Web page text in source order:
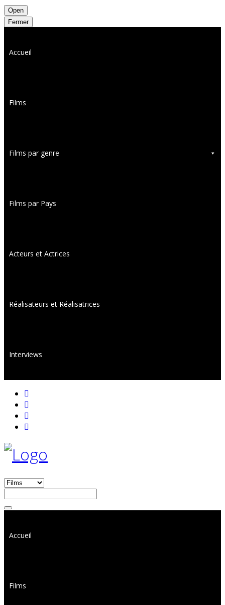
Open
Fermer
Accueil
Films
Films par genre
Films par Pays
Acteurs et Actrices
Réalisateurs et Réalisatrices
Interviews
Accueil
Films